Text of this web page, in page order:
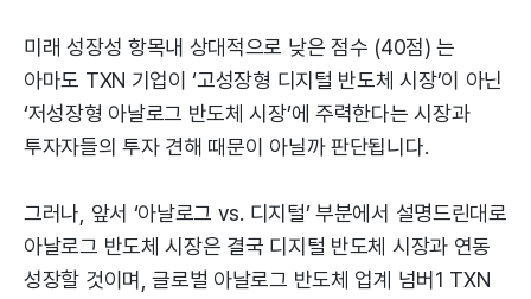
미래 성장성 항목내 상대적으로 낮은 점수 (40점) 는
아마도 TXN 기업이 ‘고성장형 디지털 반도체 시장’이 아닌
‘저성장형 아날로그 반도체 시장’에 주력한다는 시장과
투자자들의 투자 견해 때문이 아닐까 판단됩니다.
그러나, 앞서 ‘아날로그 vs. 디지털’ 부분에서 설명드린대로
아날로그 반도체 시장은 결국 디지털 반도체 시장과 연동
성장할 것이며, 글로벌 아날로그 반도체 업계 넘버1 TXN